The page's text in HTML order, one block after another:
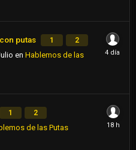
putas 1 2
en Hablemos de las
1 2
de las Putas